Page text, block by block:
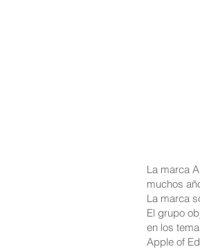
La marca
muchos
La marca
El grupo
en los
Apple of